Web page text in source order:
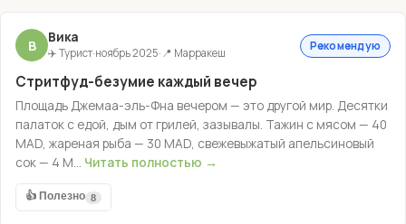
В Вика
✈️ Турист·ноябрь 2025·📍 Марракеш Рекомендую
Стритфуд-безумие каждый вечер
Площадь Джемаа-эль-Фна вечером — это другой мир. Десятки
палаток с едой, дым от грилей, зазывалы. Тажин с мясом — 40
MAD, жареная рыба — 30 MAD, свежевыжатый апельсиновый
сок — 4 M... Читать полностью →
👍 Полезно 8